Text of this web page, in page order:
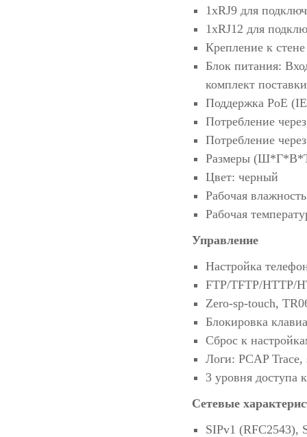
1хRJ9 для
1xRJ12 для
Крепление к стене
Блок питания:
комплект
Поддержка PoE
Потребление
Потребление
Размеры
Цвет: черный
Рабочая
Рабочая
Управление
Настройка
FTP/TFTP/HTTP/
Zero-sp-touch,
Блокировка
Сброс к
Логи: PCAP Trace,
3 уровня доступа
Сетевые
SIPv1 (RFC2543),